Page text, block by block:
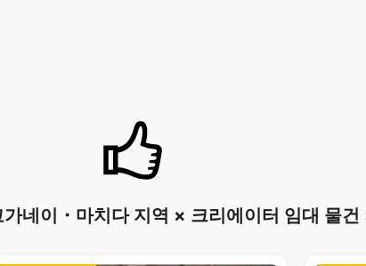
네이・마치다 지역 × 크리에이터 임대 물